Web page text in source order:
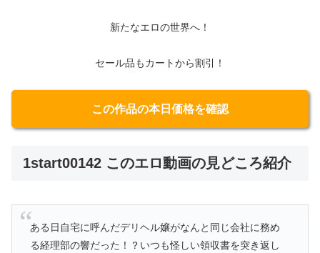
新たなエロの世界へ！
セール品もカートから割引！
この作品の本日価格を確認
1start00142 このエロ動画の見どころ紹介
ある日自宅に呼んだデリヘル嬢がなんと同じ会社に務め
る経理部の響だった！？いつも怪しい領収書を突き返し